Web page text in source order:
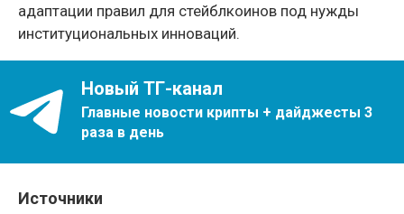
адаптации правил для стейблкоинов под нужды
институциональных инноваций.
Новый ТГ-канал
Главные новости крипты + дайджесты 3
раза в день
Источники